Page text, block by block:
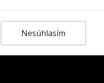
Nesúhlasím